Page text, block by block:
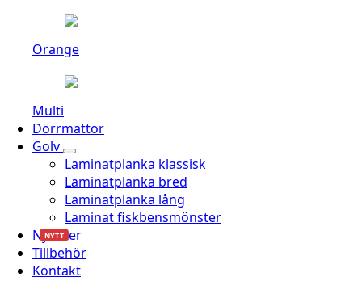
Orange
Multi
Dörrmattor
Golv
Laminatplanka klassisk
Laminatplanka bred
Laminatplanka lång
Laminat fiskbensmönster
Nyheter
NYTT
Tillbehör
Kontakt